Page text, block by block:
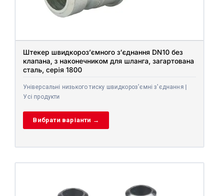
Штекер швидкороз’ємного з’єднання DN10 без
клапана, з наконечником для шланга, загартована
сталь, серія 1800
Універсальні низького тиску швидкороз'ємні з'єднання |
Усі продукти
Вибрати варіанти →